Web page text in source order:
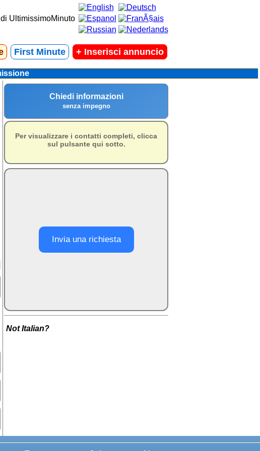
First Minute + Inserisci annuncio
Chiedi informazioni
senza impegno
Per visualizzare i contatti completi, clicca
sul pulsante qui sotto.
Invia una richiesta
Not Italian?